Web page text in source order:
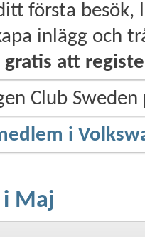
första besök,
inlägg och
att
Club
i
i Maj